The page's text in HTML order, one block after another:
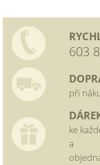
603
při
ke
a